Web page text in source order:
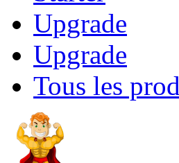
Upgrade
Upgrade
Tous les